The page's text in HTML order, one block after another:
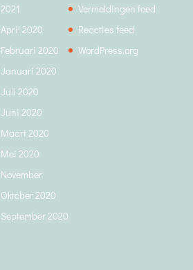
2021
April 2020
Februari 2020
Januari 2020
Juli 2020
Juni 2020
Maart 2020
Mei 2020
November
Oktober 2020
September 2020
Vermeldingen feed
Reacties feed
WordPress.org